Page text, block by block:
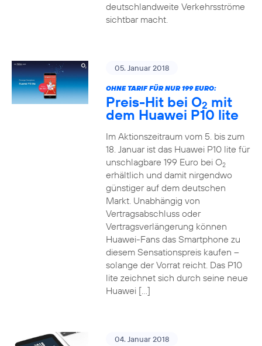
deutschlandweite Verkehrsströme
sichtbar macht.
05. Januar 2018
OHNE TARIF FÜR NUR 199 EURO:
Preis-Hit bei O2 mit
dem Huawei P10 lite
Im Aktionszeitraum vom 5. bis zum
18. Januar ist das Huawei P10 lite für
unschlagbare 199 Euro bei O2
erhältlich und damit nirgendwo
günstiger auf dem deutschen
Markt. Unabhängig von
Vertragsabschluss oder
Vertragsverlängerung können
Huawei-Fans das Smartphone zu
diesem Sensationspreis kaufen –
solange der Vorrat reicht. Das P10
lite zeichnet sich durch seine neue
Huawei […]
04. Januar 2018